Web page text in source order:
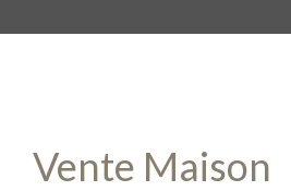
Vente Maison